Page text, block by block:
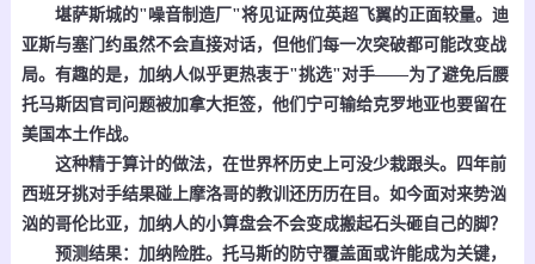
堪萨斯城的"噪音制造厂"将见证两位英超飞翼的正面较量。迪
亚斯与塞门约虽然不会直接对话，但他们每一次突破都可能改变战
局。有趣的是，加纳人似乎更热衷于"挑选"对手——为了避免后腰
托马斯因官司问题被加拿大拒签，他们宁可输给克罗地亚也要留在
美国本土作战。
这种精于算计的做法，在世界杯历史上可没少栽跟头。四年前
西班牙挑对手结果碰上摩洛哥的教训还历历在目。如今面对来势汹
汹的哥伦比亚，加纳人的小算盘会不会变成搬起石头砸自己的脚？
预测结果：加纳险胜。托马斯的防守覆盖面或许能成为关键，